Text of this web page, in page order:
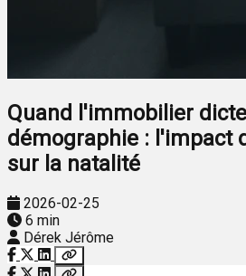
Quand l'immobilier
démographie : l'impact
sur la natalité
2026-02-25
6 min
Dérek Jérôme